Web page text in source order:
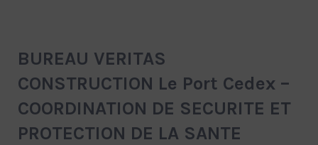
BUREAU VERITAS
CONSTRUCTION Le Port Cedex –
COORDINATION DE SECURITE ET
PROTECTION DE LA SANTE